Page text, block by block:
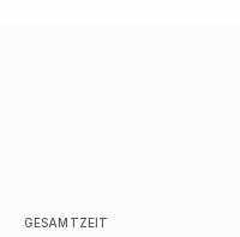
GESAMTZEIT